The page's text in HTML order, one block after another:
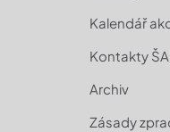
Kalendář
Kontakty
Archiv
Zásady